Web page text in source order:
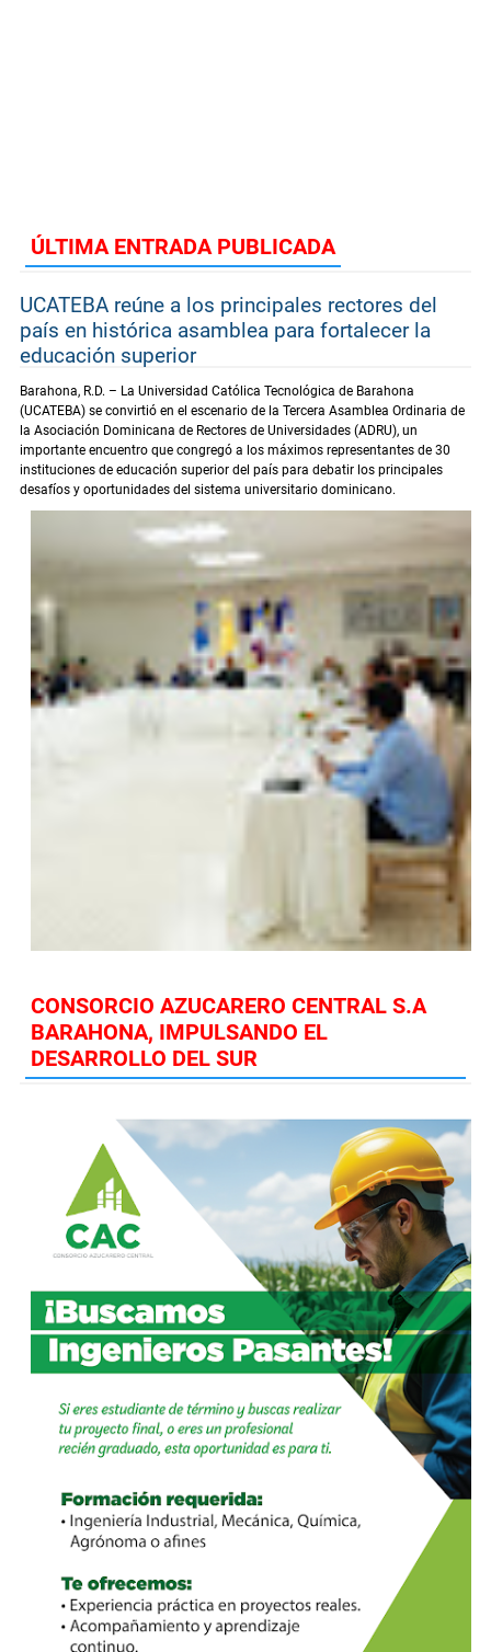
ÚLTIMA ENTRADA PUBLICADA
UCATEBA reúne a los principales rectores del
país en histórica asamblea para fortalecer la
educación superior
Barahona, R.D. – La Universidad Católica Tecnológica de Barahona
(UCATEBA) se convirtió en el escenario de la Tercera Asamblea Ordinaria de
la Asociación Dominicana de Rectores de Universidades (ADRU), un
importante encuentro que congregó a los máximos representantes de 30
instituciones de educación superior del país para debatir los principales
desafíos y oportunidades del sistema universitario dominicano.
CONSORCIO AZUCARERO CENTRAL S.A
BARAHONA, IMPULSANDO EL
DESARROLLO DEL SUR